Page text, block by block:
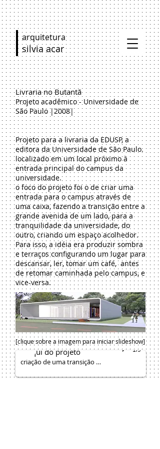
arquitetura
silvia acar
Livraria no Butantã
Projeto acadêmico - Universidade de
São Paulo |2008|
Projeto para a livraria da EDUSP, a
editora da Universidade de São Paulo.
localizado em um local próximo à
entrada principal do campus da
universidade.
o foco do projeto foi o de criar uma
entrada para o campus através de
uma caixa, fazendo a transição entre a
grande avenida de um lado, para a
tranquilidade da universidade, do
outro, criando um espaço acolhedor.
Para isso, a idéia era produzir sombra
e terraços configurando um lugar para
descansar, ler, tomar um café, antes
de retomar caminhada pelo campus, e
vice-versa.
[clique sobre a imagem para iniciar slideshow]
croqui do projeto
criação de uma transição ao longo do edifício, e criando espaços convidativos para os transeuntes através de varandas e sombras
1/9